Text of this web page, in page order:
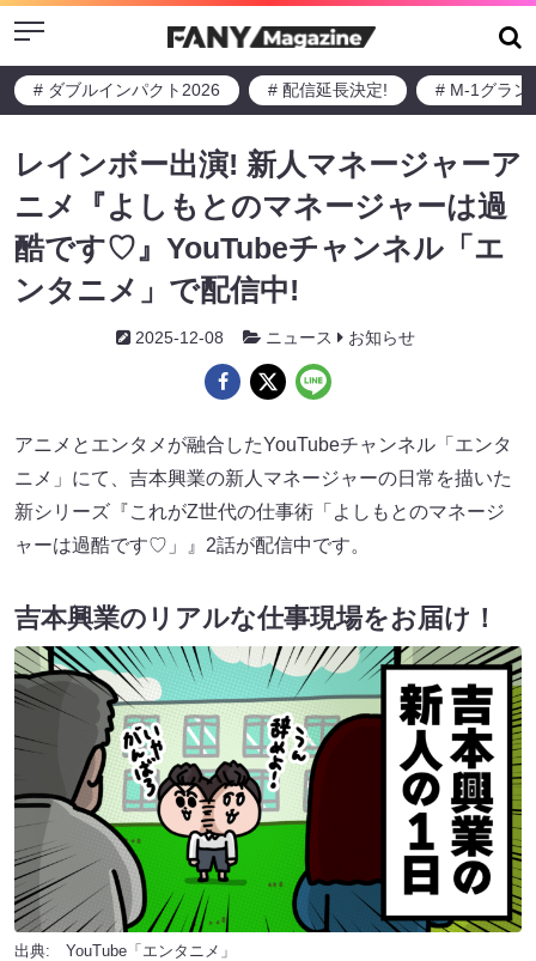
Menu
# ダブルインパクト2026 # 配信延長決定! # M-1グラン
レインボー出演! 新人マネージャーア
ニメ『よしもとのマネージャーは過
酷です♡』YouTubeチャンネル「エ
ンタニメ」で配信中!
2025-12-08 ニュース お知らせ
アニメとエンタメが融合したYouTubeチャンネル「エンタ
ニメ」にて、吉本興業の新人マネージャーの日常を描いた
新シリーズ『これがZ世代の仕事術「よしもとのマネージ
ャーは過酷です♡」』2話が配信中です。
吉本興業のリアルな仕事現場をお届け！
出典: YouTube「 エンタニメ 」